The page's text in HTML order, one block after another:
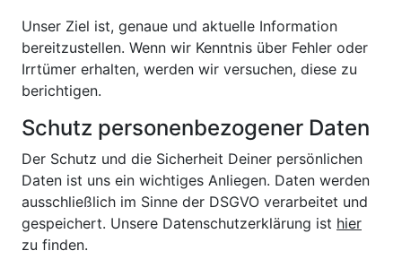
Unser Ziel ist, genaue und aktuelle Information
bereitzustellen. Wenn wir Kenntnis über Fehler oder
Irrtümer erhalten, werden wir versuchen, diese zu
berichtigen.
Schutz personenbezogener Daten
Der Schutz und die Sicherheit Deiner persönlichen
Daten ist uns ein wichtiges Anliegen. Daten werden
ausschließlich im Sinne der DSGVO verarbeitet und
gespeichert. Unsere Datenschutzerklärung ist hier
zu finden.